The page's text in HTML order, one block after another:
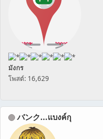
มังกร
โพสต์: 16,629
バンク...แบงค์กุ